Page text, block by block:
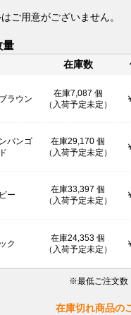
ご用意がございません。
量
在庫数
ラウン
在庫7,087 個
（入荷予定未定）
パンゴ
在庫29,170 個
（入荷予定未定）
ー
在庫33,397 個
（入荷予定未定）
ク
在庫24,353 個
（入荷予定未定）
※最低ご注文数
在庫切れ商品